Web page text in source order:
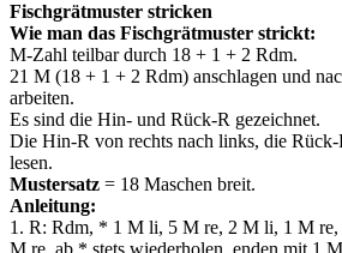
Fischgrätmuster stricken
Wie man das Fischgrätmuster strickt:
M-Zahl teilbar durch 18 + 1 + 2 Rdm.
21 M (18 + 1 + 2 Rdm) anschlagen und
arbeiten.
Es sind die Hin- und Rück-R gezeichnet.
Die Hin-R von rechts nach links, die
lesen.
Mustersatz = 18 Maschen breit.
Anleitung:
1. R: Rdm, * 1 M li, 5 M re, 2 M li, 1 M